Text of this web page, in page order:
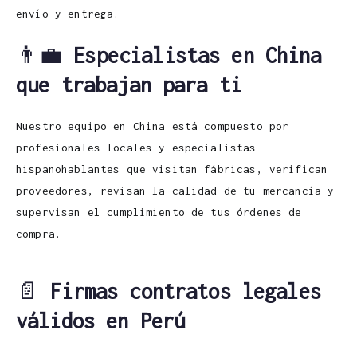
envío y entrega.
👨‍💼 Especialistas en China
que trabajan para ti
Nuestro equipo en China está compuesto por
profesionales locales y especialistas
hispanohablantes que visitan fábricas, verifican
proveedores, revisan la calidad de tu mercancía y
supervisan el cumplimiento de tus órdenes de
compra.
📄 Firmas contratos legales
válidos en Perú